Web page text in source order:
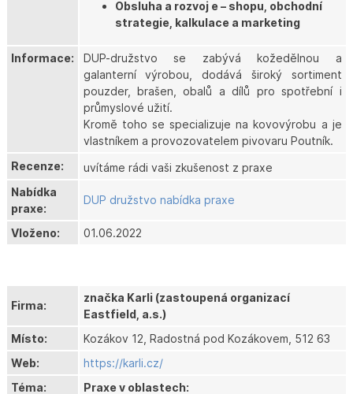
Obsluha a rozvoj e – shopu, obchodní
strategie, kalkulace a marketing
Informace:
DUP-družstvo se zabývá kožedělnou a
galanterní výrobou, dodává široký sortiment
pouzder, brašen, obalů a dílů pro spotřební i
průmyslové užití.
Kromě toho se specializuje na kovovýrobu a je
vlastníkem a provozovatelem pivovaru Poutník.
Recenze:
uvítáme rádi vaši zkušenost z praxe
Nabídka
praxe:
DUP družstvo nabídka praxe
Vloženo: 01.06.2022
Firma:
značka Karli (zastoupená organizací
Eastfield, a.s.)
Místo:
Kozákov 12, Radostná pod Kozákovem, 512 63
Web:
https://karli.cz/
Téma:
Praxe v oblastech: